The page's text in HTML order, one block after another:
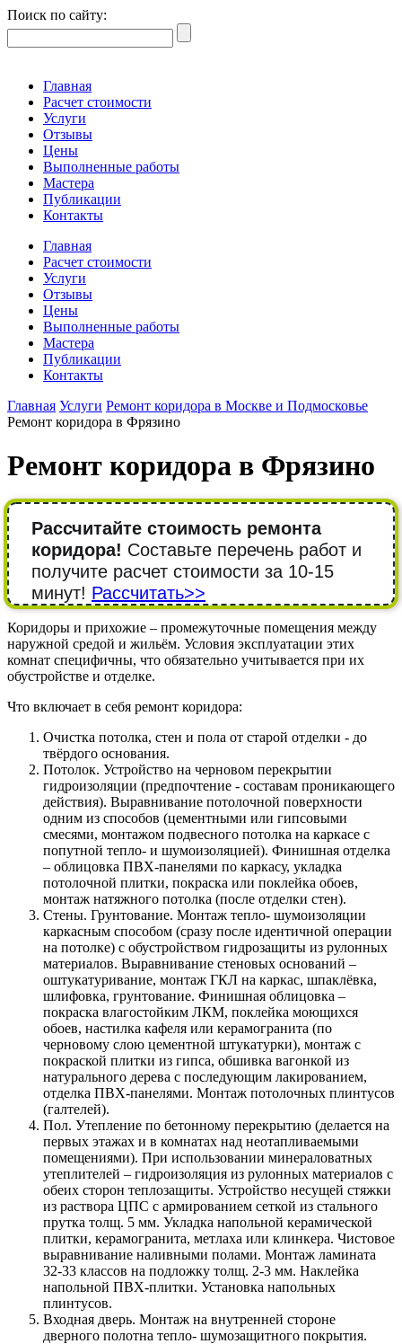
Поиск по сайту:
Главная
Расчет стоимости
Услуги
Отзывы
Цены
Выполненные работы
Мастера
Публикации
Контакты
Главная
Расчет стоимости
Услуги
Отзывы
Цены
Выполненные работы
Мастера
Публикации
Контакты
Главная Услуги Ремонт коридора в Москве и Подмосковье
Ремонт коридора в Фрязино
Ремонт коридора в Фрязино
Рассчитайте стоимость ремонта
коридора! Составьте перечень работ и
получите расчет стоимости за 10-15
минут! Рассчитать>>
Коридоры и прихожие – промежуточные помещения между
наружной средой и жильём. Условия эксплуатации этих
комнат специфичны, что обязательно учитывается при их
обустройстве и отделке.
Что включает в себя ремонт коридора:
Очистка потолка, стен и пола от старой отделки - до
твёрдого основания.
Потолок. Устройство на черновом перекрытии
гидроизоляции (предпочтение - составам проникающего
действия). Выравнивание потолочной поверхности
одним из способов (цементными или гипсовыми
смесями, монтажом подвесного потолка на каркасе с
попутной тепло- и шумоизоляцией). Финишная отделка
– облицовка ПВХ-панелями по каркасу, укладка
потолочной плитки, покраска или поклейка обоев,
монтаж натяжного потолка (после отделки стен).
Стены. Грунтование. Монтаж тепло- шумоизоляции
каркасным способом (сразу после идентичной операции
на потолке) с обустройством гидрозащиты из рулонных
материалов. Выравнивание стеновых оснований –
оштукатуривание, монтаж ГКЛ на каркас, шпаклёвка,
шлифовка, грунтование. Финишная облицовка –
покраска влагостойким ЛКМ, поклейка моющихся
обоев, настилка кафеля или керамогранита (по
черновому слою цементной штукатурки), монтаж с
покраской плитки из гипса, обшивка вагонкой из
натурального дерева с последующим лакированием,
отделка ПВХ-панелями. Монтаж потолочных плинтусов
(галтелей).
Пол. Утепление по бетонному перекрытию (делается на
первых этажах и в комнатах над неотапливаемыми
помещениями). При использовании минераловатных
утеплителей – гидроизоляция из рулонных материалов с
обеих сторон теплозащиты. Устройство несущей стяжки
из раствора ЦПС с армированием сеткой из стального
прутка толщ. 5 мм. Укладка напольной керамической
плитки, керамогранита, метлаха или клинкера. Чистовое
выравнивание наливными полами. Монтаж ламината
32-33 классов на подложку толщ. 2-3 мм. Наклейка
напольной ПВХ-плитки. Установка напольных
плинтусов.
Входная дверь. Монтаж на внутренней стороне
дверного полотна тепло- шумозащитного покрытия.